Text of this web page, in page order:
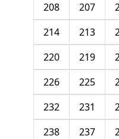
207
208
213
214
219
220
225
226
231
232
237
238